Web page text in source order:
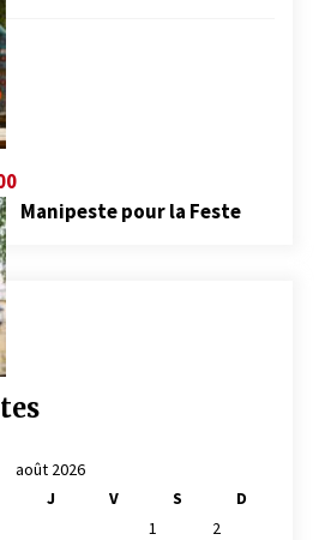
Manipeste pour la Feste
août 2026
J V S
D
1
2